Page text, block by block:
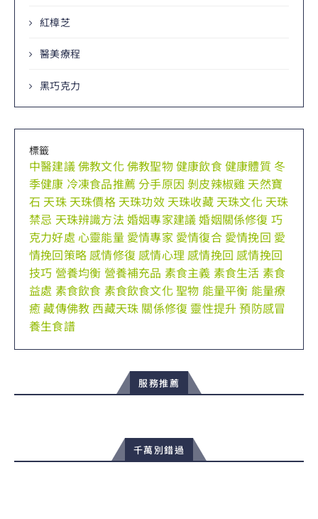
紅樟芝
醫美療程
黑巧克力
標籤
中醫建議佛教文化佛教聖物健康飲食健康體質 冬
季健康 冷凍食品推薦 分手原因 剝皮辣椒雞 天然寶
石 天珠 天珠價格 天珠功效 天珠收藏 天珠文化 天珠
禁忌 天珠辨識方法 婚姻專家建議婚姻關係修復 巧
克力好處 心靈能量 愛情專家 愛情復合 愛情挽回 愛
情挽回策略 感情修復 感情心理 感情挽回 感情挽回
技巧 營養均衡 營養補充品 素食主義 素食生活 素食
益處 素食飲食 素食飲食文化聖物 能量平衡 能量療
癒藏傳佛教 西藏天珠 關係修復 靈性提升預防感冒
養生食譜
服務推薦
千萬別錯過